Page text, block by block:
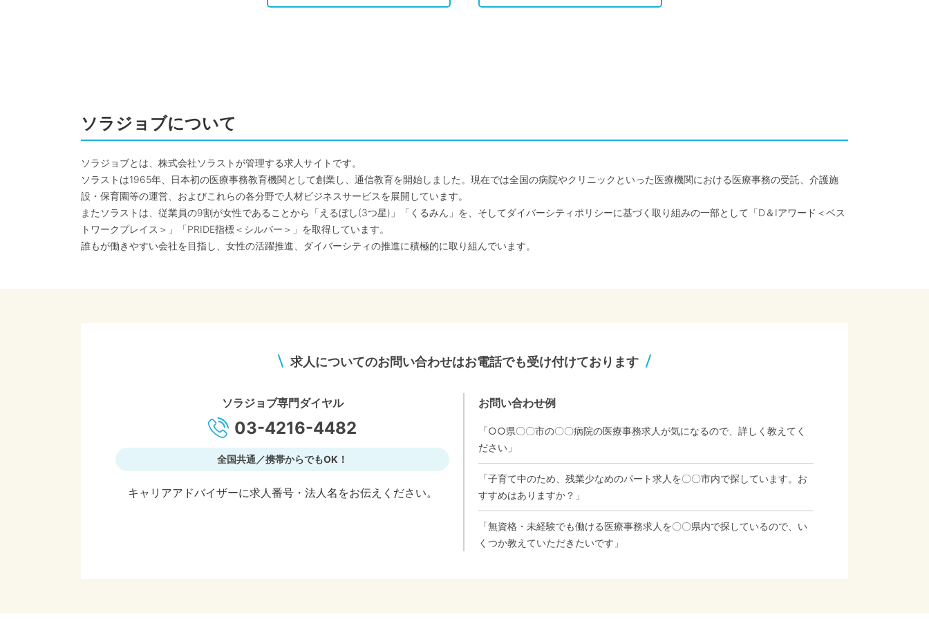
ソラジョブについて
ソラジョブとは、株式会社ソラストが管理する求人サイトです。
ソラストは1965年、日本初の医療事務教育機関として創業し、通信教育を開始しました。現在では全国の病院やクリニックといった医療機関における医療事務の受託、介護施
設・保育園等の運営、およびこれらの各分野で人材ビジネスサービスを展開しています。
またソラストは、従業員の9割が女性であることから「えるぼし(3つ星)」「くるみん」を、そしてダイバーシティポリシーに基づく取り組みの一部として「D＆Iアワード＜ベス
トワークプレイス＞」「PRIDE指標＜シルバー＞」を取得しています。
誰もが働きやすい会社を目指し、女性の活躍推進、ダイバーシティの推進に積極的に取り組んでいます。
求人についてのお問い合わせはお電話でも受け付けております
ソラジョブ専門ダイヤル
03-4216-4482
全国共通／携帯からでもOK！
キャリアアドバイザーに求人番号・法人名をお伝えください。
お問い合わせ例
「○○県〇〇市の〇〇病院の医療事務求人が気になるので、詳しく教えてく
ださい」
「子育て中のため、残業少なめのパート求人を〇〇市内で探しています。お
すすめはありますか？」
「無資格・未経験でも働ける医療事務求人を〇〇県内で探しているので、い
くつか教えていただきたいです」